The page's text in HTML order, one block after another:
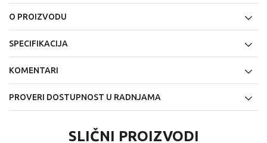
O PROIZVODU
SPECIFIKACIJA
KOMENTARI
PROVERI DOSTUPNOST U RADNJAMA
SLIČNI PROIZVODI